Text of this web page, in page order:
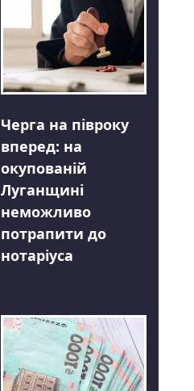
Черга на півроку
вперед: на
окупованій
Луганщині
неможливо
потрапити до
нотаріуса